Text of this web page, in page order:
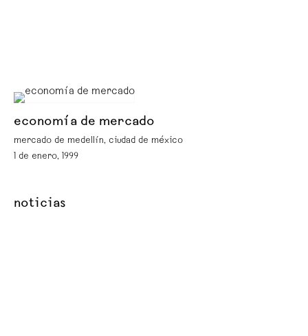
economía de mercado
mercado de medellín, ciudad de méxico
1 de enero, 1999
noticias